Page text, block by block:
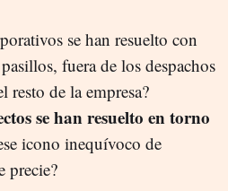
se han resuelto con
fuera de los despachos
resto de la empresa?
se han resuelto en torno
icono inequívoco de
precie?